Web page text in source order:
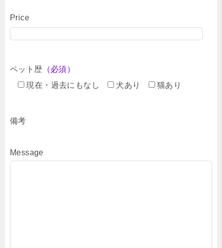
Price
ペット歴 （必須）
現在・過去にもなし
犬あり 猫あり
備考
Message